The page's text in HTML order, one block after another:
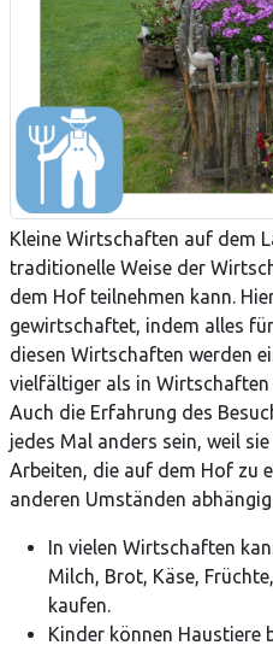
Kleine Wirtschaften auf dem
traditionelle Weise der
dem Hof teilnehmen kann.
gewirtschaftet, indem alles
diesen Wirtschaften werden
vielfältiger als in Wirtschaften
Auch die Erfahrung des
jedes Mal anders sein, weil
Arbeiten, die auf dem Hof zu
anderen Umständen
In vielen Wirtschaften
Milch, Brot, Käse,
kaufen.
Kinder können Haustiere